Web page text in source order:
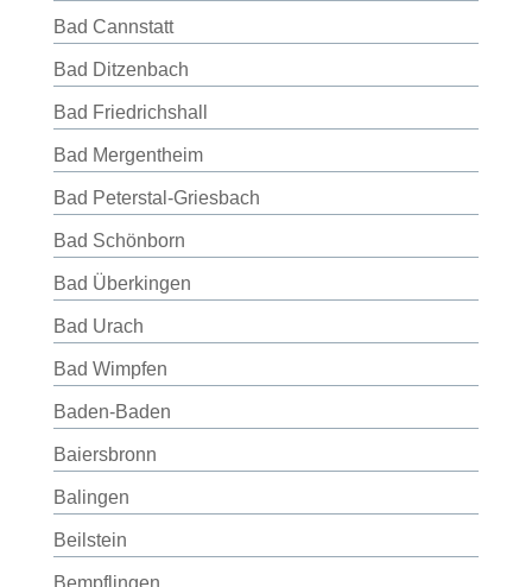
Bad Cannstatt
Bad Ditzenbach
Bad Friedrichshall
Bad Mergentheim
Bad Peterstal-Griesbach
Bad Schönborn
Bad Überkingen
Bad Urach
Bad Wimpfen
Baden-Baden
Baiersbronn
Balingen
Beilstein
Bempflingen